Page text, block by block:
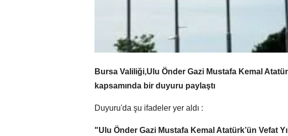
Bursa Valiliği,Ulu Önder Gazi Mustafa Kemal
kapsamında bir duyuru paylaştı
Duyuru'da şu ifadeler yer aldı :
"Ulu Önder Gazi Mustafa Kemal Atatürk’ün Vefat